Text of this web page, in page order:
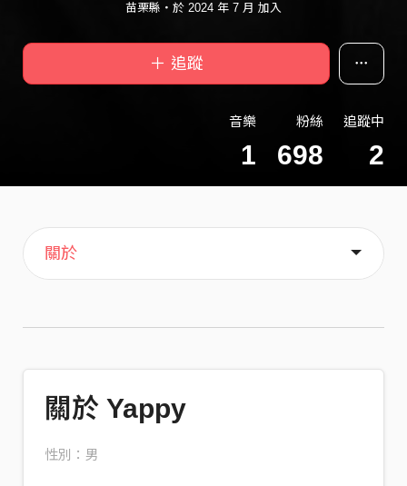
苗栗縣・於 2024 年 7 月 加入
＋ 追蹤
音樂
1
粉絲
698
追蹤中
2
主頁
音樂
關於
關於 Yappy
性別：男